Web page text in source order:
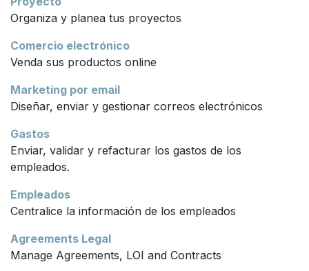
Organiza y planea tus proyectos
Comercio electrónico
Venda sus productos online
Marketing por email
Diseñar, enviar y gestionar correos electrónicos
Gastos
Enviar, validar y refacturar los gastos de los
empleados.
Empleados
Centralice la información de los empleados
Agreements Legal
Manage Agreements, LOI and Contracts